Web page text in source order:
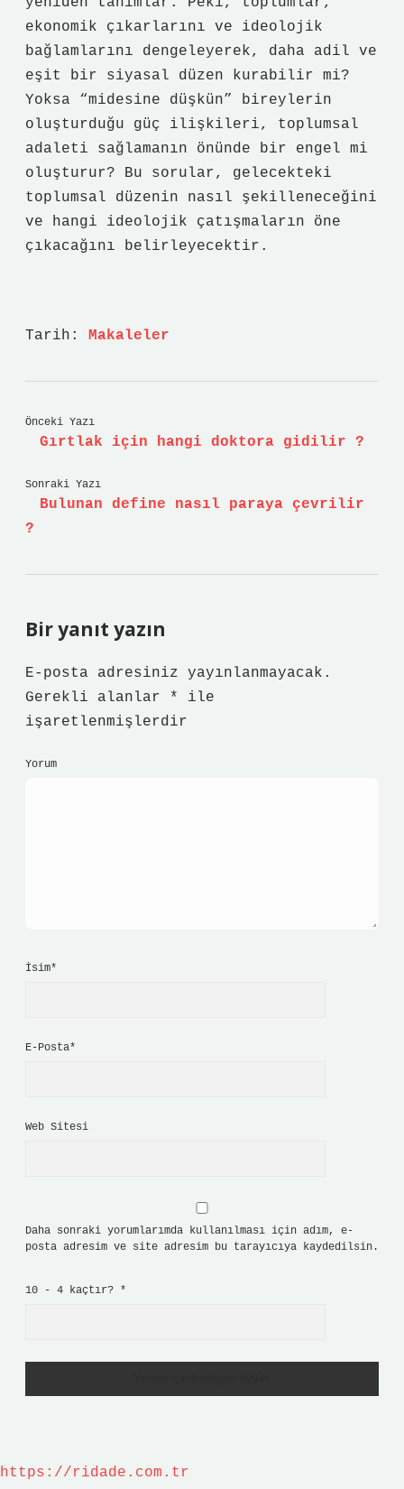
ekonomik çıkarlarını ve ideolojik
bağlamlarını dengeleyerek, daha adil ve
eşit bir siyasal düzen kurabilir mi?
Yoksa “midesine düşkün” bireylerin
oluşturduğu güç ilişkileri, toplumsal
adaleti sağlamanın önünde bir engel mi
oluşturur? Bu sorular, gelecekteki
toplumsal düzenin nasıl şekilleneceğini
ve hangi ideolojik çatışmaların öne
çıkacağını belirleyecektir.
Tarih: Makaleler
Önceki Yazı
Gırtlak için hangi doktora gidilir ?
Sonraki Yazı
Bulunan define nasıl paraya çevrilir
?
Bir yanıt yazın
E-posta adresiniz yayınlanmayacak.
Gerekli alanlar
*
ile
işaretlenmişlerdir
Yorum
İsim*
E-Posta*
Web Sitesi
Daha sonraki yorumlarımda kullanılması için adım, e-
posta adresim ve site adresim bu tarayıcıya kaydedilsin.
10 - 4 kaçtır? *
https://ridade.com.tr